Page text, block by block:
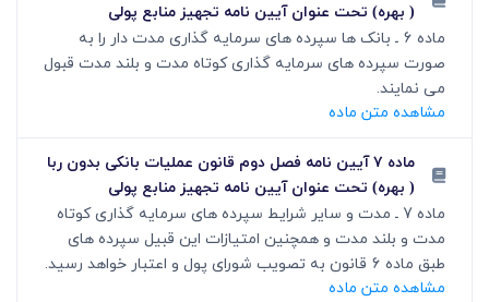
( بهره) تحت عنوان آیین نامه تجهیز منابع پولی
ماده 6 ـ بانک ها سپرده های سرمایه گذاری مدت دار را به
صورت سپرده های سرمایه گذاری کوتاه مدت و بلند مدت قبول
می نمایند.
مشاهده متن ماده
ماده ۷ آیین نامه فصل دوم قانون عملیات بانکی بدون ربا
( بهره) تحت عنوان آیین نامه تجهیز منابع پولی
ماده 7 ـ مدت و سایر شرایط سپرده های سرمایه گذاری کوتاه
مدت و بلند مدت و همچنین امتیازات این قبیل سپرده های
طبق ماده 6 قانون به تصویب شورای پول و اعتبار خواهد رسید.
مشاهده متن ماده